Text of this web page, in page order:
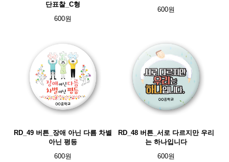
단표찰_C형
600원
600원
RD_49 버튼_장애 아닌 다름 차별
아닌 평등
600원
RD_48 버튼_서로 다르지만 우리
는 하나입니다
600원